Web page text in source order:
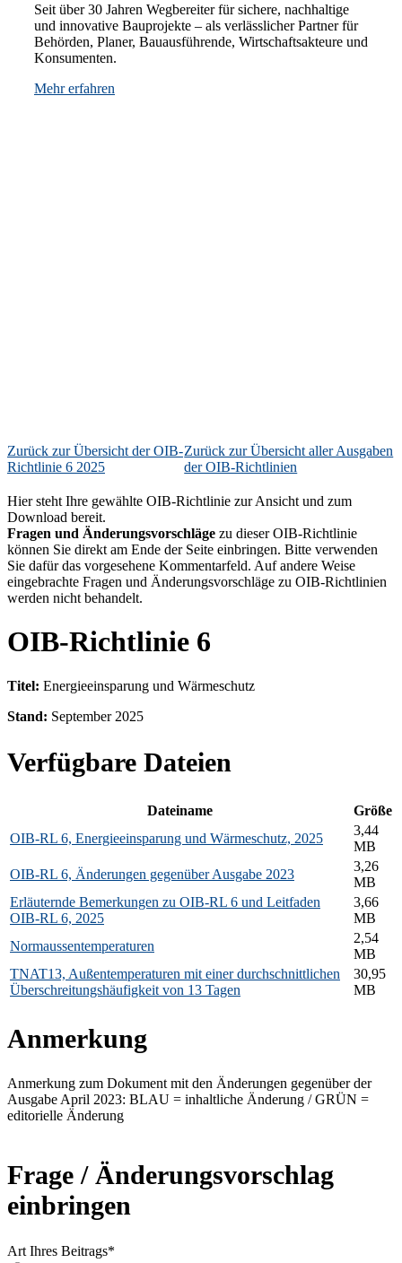
Seit über 30 Jahren Wegbereiter für sichere, nachhaltige
und innovative Bauprojekte – als verlässlicher Partner für
Behörden, Planer, Bauausführende, Wirtschaftsakteure und
Konsumenten.
Mehr erfahren
Zurück zur Übersicht der OIB-
Richtlinie 6 2025
Zurück zur Übersicht aller Ausgaben
der OIB-Richtlinien
Hier steht Ihre gewählte OIB-Richtlinie zur Ansicht und zum
Download bereit.
Fragen und Änderungsvorschläge zu dieser OIB-Richtlinie
können Sie direkt am Ende der Seite einbringen. Bitte verwenden
Sie dafür das vorgesehene Kommentarfeld. Auf andere Weise
eingebrachte Fragen und Änderungsvorschläge zu OIB-Richtlinien
werden nicht behandelt.
OIB-Richtlinie 6
Titel: Energieeinsparung und Wärmeschutz
Stand: September 2025
Verfügbare Dateien
Dateiname
Größe
OIB-RL 6, Energieeinsparung und Wärmeschutz, 2025
3,44
MB
OIB-RL 6, Änderungen gegenüber Ausgabe 2023
3,26
MB
Erläuternde Bemerkungen zu OIB-RL 6 und Leitfaden
OIB-RL 6, 2025
3,66
MB
Normaussentemperaturen
2,54
MB
TNAT13, Außentemperaturen mit einer durchschnittlichen
Überschreitungshäufigkeit von 13 Tagen
30,95
MB
Anmerkung
Anmerkung zum Dokument mit den Änderungen gegenüber der
Ausgabe April 2023: BLAU = inhaltliche Änderung / GRÜN =
editorielle Änderung
Frage / Änderungsvorschlag
einbringen
Art Ihres Beitrags*